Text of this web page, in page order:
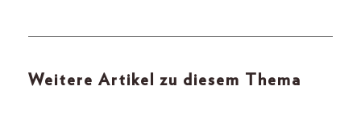
Weitere Artikel zu diesem Thema